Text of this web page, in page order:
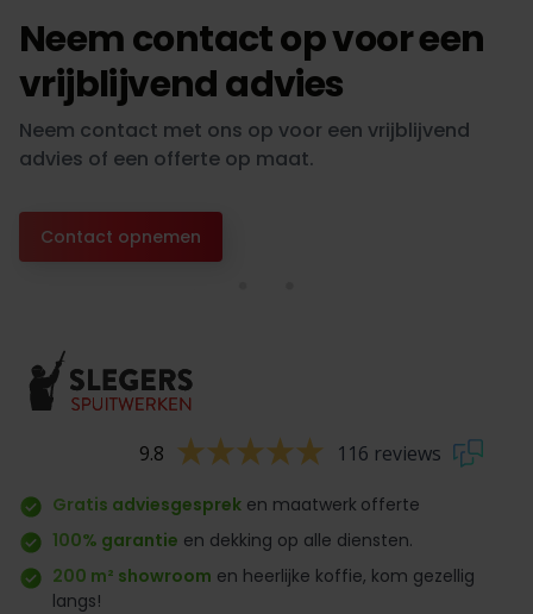
Neem contact op voor een
vrijblijvend advies
Neem contact met ons op voor een vrijblijvend
advies of een offerte op maat.
Contact opnemen
9.8 116 reviews
Gratis adviesgesprek en maatwerk offerte
100% garantie en dekking op alle diensten.
200 m² showroom en heerlijke koffie, kom gezellig
langs!